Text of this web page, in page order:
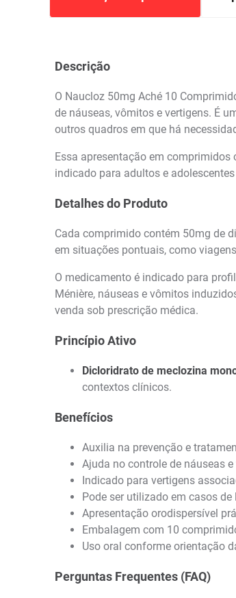
Descrição
O Naucloz 50mg Aché 10
de náuseas, vômitos e vertigens. É
outros quadros em que há
Essa apresentação em
indicado para adultos e
Detalhes do Produto
Cada comprimido contém 50mg de
em situações pontuais, como
O medicamento é indicado para
Ménière, náuseas e vômitos
venda sob prescrição médica.
Princípio Ativo
Dicloridrato de meclozina
contextos clínicos.
Benefícios
Auxilia na prevenção e
Ajuda no controle de náuseas
Indicado para vertigens
Pode ser utilizado em casos
Apresentação orodispersível
Embalagem com 10
Uso oral conforme orientação
Perguntas Frequentes (FAQ)